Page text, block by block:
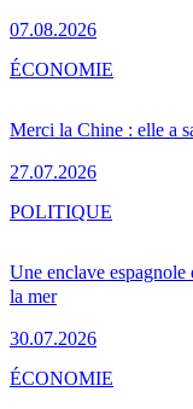
07.08.2026
Merci la Chine : elle a
27.07.2026
ÉCONOMIE
Une enclave
la mer
30.07.2026
POLITIQUE
ÉCONOMIE